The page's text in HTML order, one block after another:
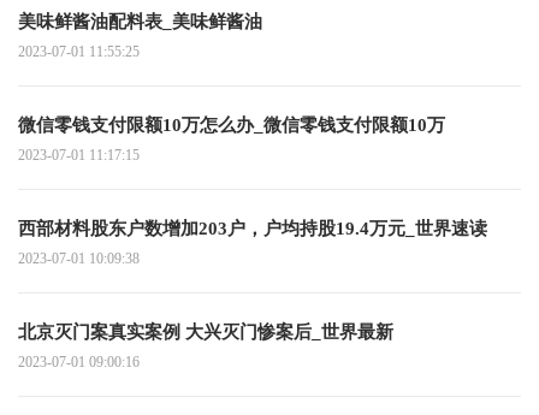
美味鲜酱油配料表_美味鲜酱油
2023-07-01 11:55:25
微信零钱支付限额10万怎么办_微信零钱支付限额10万
2023-07-01 11:17:15
西部材料股东户数增加203户，户均持股19.4万元_世界速读
2023-07-01 10:09:38
北京灭门案真实案例 大兴灭门惨案后_世界最新
2023-07-01 09:00:16